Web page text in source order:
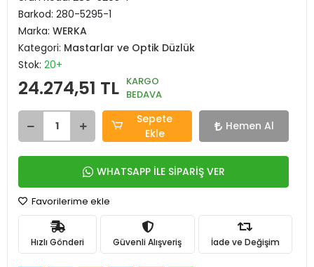
Barkod: 280-5295-1
Marka: WERKA
Kategori: Mastarlar ve Optik Düzlük
Stok: 20+
24.274,51 TL KARGO
BEDAVA
Sepete
Ekle
Hemen Al
WHATSAPP İLE SİPARİŞ VER
Favorilerime ekle
Hızlı Gönderi Güvenli Alışveriş İade ve Değişim